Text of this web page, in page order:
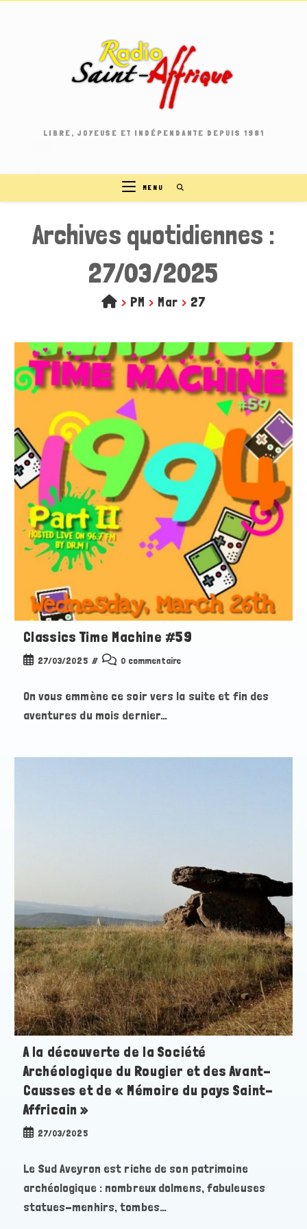
LIBRE, JOYEUSE ET INDÉPENDANTE DEPUIS 1981
MENU
Archives quotidiennes :
27/03/2025
> PM > Mar > 27
Classics Time Machine #59
Publication
27/03/2025
Commentaires
publication :
0 commentaire
On vous emmène ce soir vers la suite et fin des
aventures du mois dernier…
A la découverte de la Société
Archéologique du Rougier et des Avant-
Causses et de « Mémoire du pays Saint-
Affricain »
Publication
27/03/2025
Le Sud Aveyron est riche de son patrimoine
archéologique : nombreux dolmens, fabuleuses
statues-menhirs, tombes…